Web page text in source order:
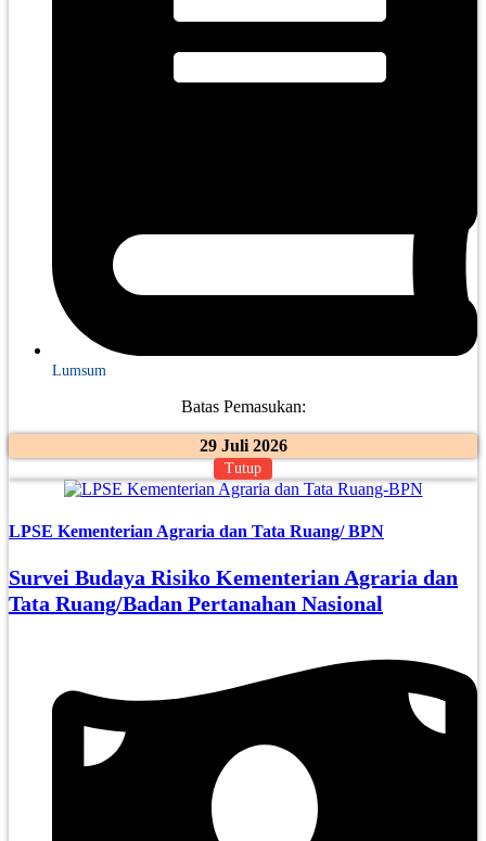
Lumsum
Batas Pemasukan:
29 Juli 2026
Tutup
LPSE Kementerian Agraria dan Tata Ruang/ BPN
Survei Budaya Risiko Kementerian Agraria dan
Tata Ruang/Badan Pertanahan Nasional